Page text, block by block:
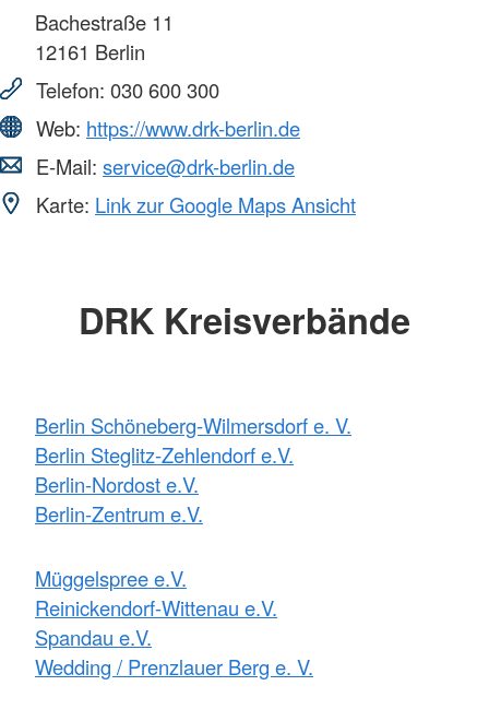
Bachestraße 11
12161 Berlin
Telefon: 030 600 300
Web: https://www.drk-berlin.de
E-Mail: service@drk-berlin.de
Karte: Link zur Google Maps Ansicht
DRK Kreisverbände
Berlin Schöneberg-Wilmersdorf e. V.
Berlin Steglitz-Zehlendorf e.V.
Berlin-Nordost e.V.
Berlin-Zentrum e.V.
Müggelspree e.V.
Reinickendorf-Wittenau e.V.
Spandau e.V.
Wedding / Prenzlauer Berg e. V.